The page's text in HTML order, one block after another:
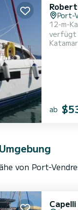
Port-
12-m-
verfügt
sorgen
ab
von Port-